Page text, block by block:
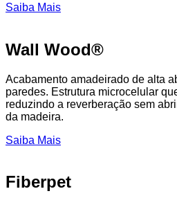
Saiba Mais
Wall Wood®
Acabamento amadeirado de alta
paredes. Estrutura microcelular
reduzindo a reverberação sem
da madeira.
Saiba Mais
Fiberpet